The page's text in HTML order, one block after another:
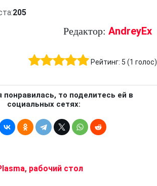
205
Редактор: AndreyEx
Рейтинг: 5 (1 голос)
понравилась, то поделитесь ей в
социальных сетях:
, рабочий стол